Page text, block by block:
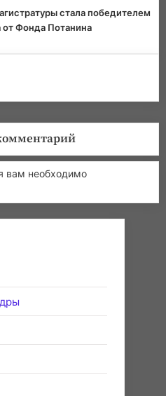
стала победителем
от Фонда Потанина
вам необходимо